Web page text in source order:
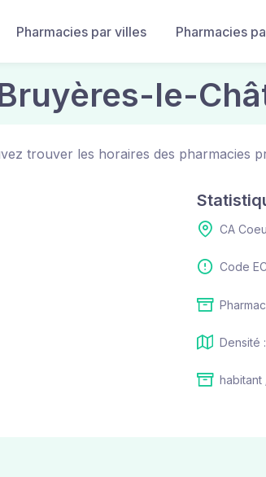
Pharmacies par villes Pharmacies
le-
trouver les horaires des pharmacies
CA
Code
Densité
habitant